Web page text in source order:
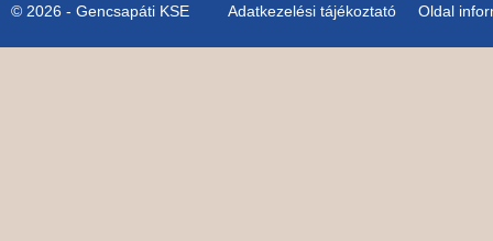
© 2026 - Gencsapáti KSE Adatkezelési tájékoztató Oldal